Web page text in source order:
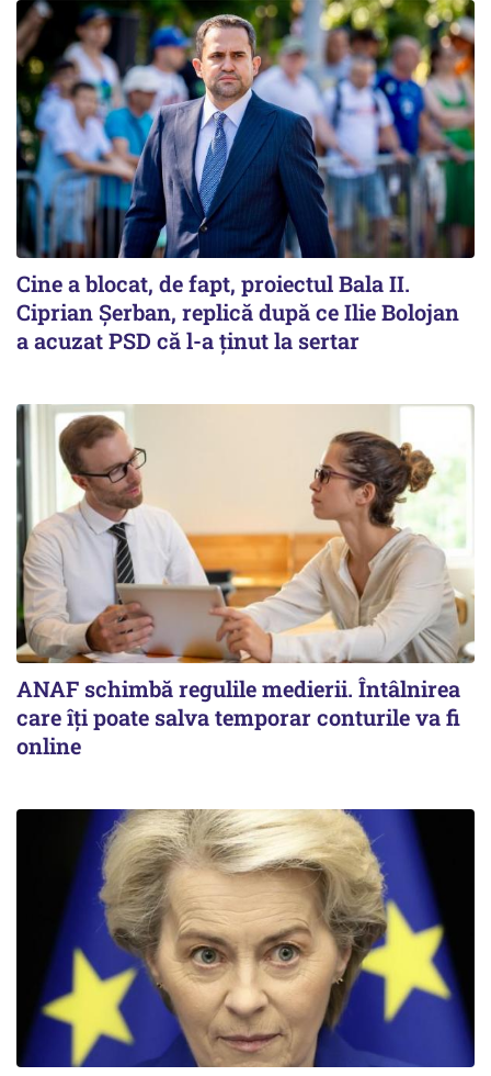
Cine a blocat, de fapt, proiectul Bala II.
Ciprian Șerban, replică după ce Ilie Bolojan
a acuzat PSD că l-a ținut la sertar
ANAF schimbă regulile medierii. Întâlnirea
care îți poate salva temporar conturile va fi
online